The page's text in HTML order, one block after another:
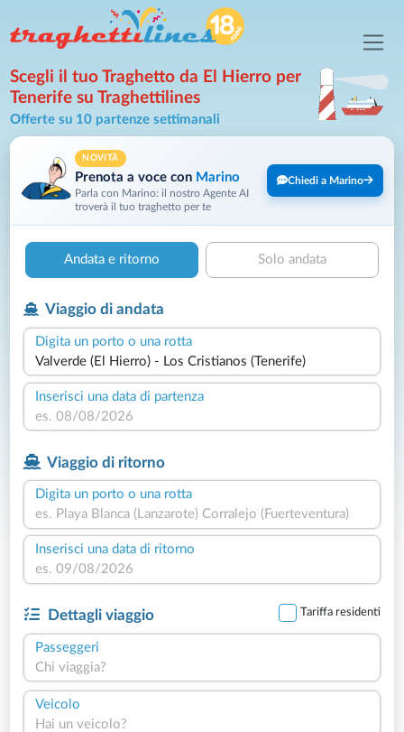
Scegli il tuo Traghetto da El Hierro per
Tenerife su Traghettilines
Offerte su 10 partenze settimanali
NOVITÀ
Prenota a voce con Marino
Parla con Marino: il nostro Agente AI
troverà il tuo traghetto per te
Chiedi a Marino
Andata e ritorno Solo andata
Viaggio di andata
Digita un porto o una rotta
Inserisci una data di partenza
Viaggio di ritorno
Digita un porto o una rotta
Inserisci una data di ritorno
Dettagli viaggio Tariffa residenti
Passeggeri
Chi viaggia?
Veicolo
Hai un veicolo?